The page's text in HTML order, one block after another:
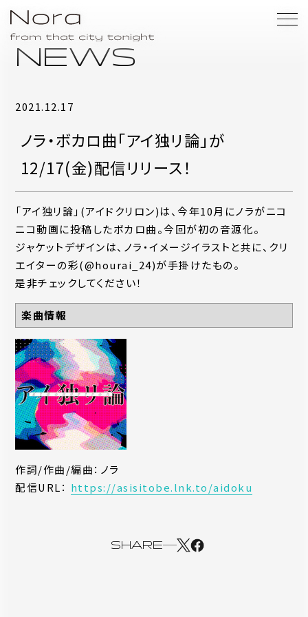
NEWS
2021.12.17
ノラ・ボカロ曲「アイ独リ論」が
12/17(金)配信リリース！
「アイ独リ論」(アイドクリロン)は、今年10月にノラがニコ
ニコ動画に投稿したボカロ曲。今回が初の音源化。
ジャケットデザインは、ノラ・イメージイラストと共に、クリ
エイターの彩(@hourai_24)が手掛けたもの。
是非チェックしてください！
楽曲情報
作詞/作曲/編曲：ノラ
配信URL： https://asisitobe.lnk.to/aidoku
SHARE